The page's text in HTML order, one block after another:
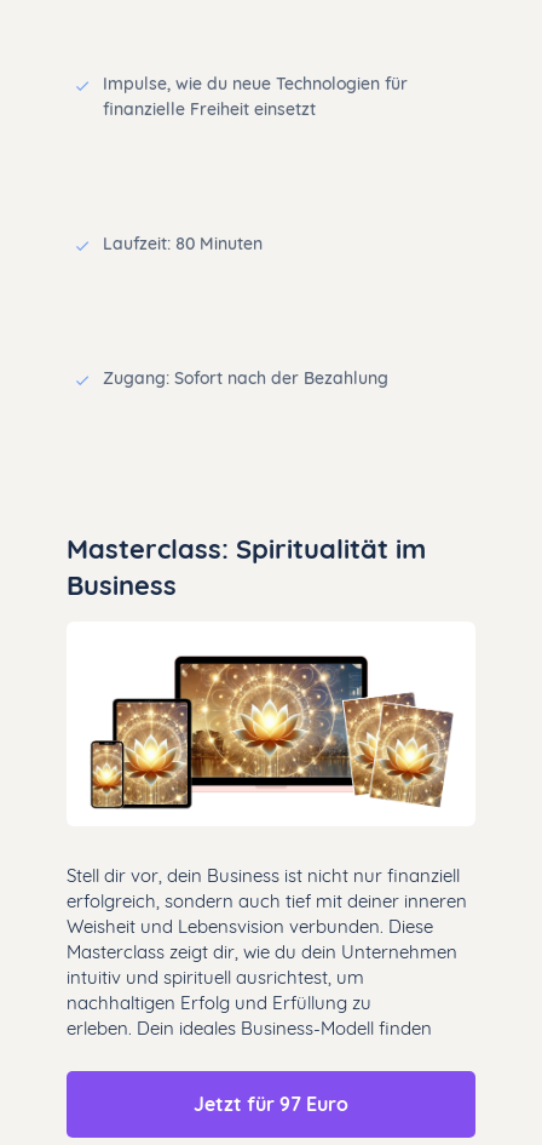
Impulse, wie du neue Technologien für
finanzielle Freiheit einsetzt
Laufzeit: 80 Minuten
Zugang: Sofort nach der Bezahlung
Masterclass: Spiritualität im
Business
Stell dir vor, dein Business ist nicht nur finanziell
erfolgreich, sondern auch tief mit deiner inneren
Weisheit und Lebensvision verbunden. Diese
Masterclass zeigt dir, wie du dein Unternehmen
intuitiv und spirituell ausrichtest, um
nachhaltigen Erfolg und Erfüllung zu
erleben. Dein ideales Business-Modell finden
Jetzt für 97 Euro